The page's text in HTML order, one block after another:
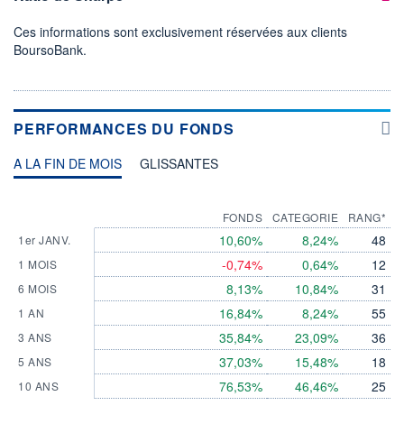
Ces informations sont exclusivement réservées aux clients
BoursoBank.
PERFORMANCES DU FONDS
A LA FIN DE MOIS GLISSANTES
1er JANV.
1 MOIS
6 MOIS
1 AN
3 ANS
5 ANS
10 ANS
FONDS
10,60%
-0,74%
8,13%
16,84%
35,84%
37,03%
76,53%
CATEGORIE
8,24%
0,64%
10,84%
8,24%
23,09%
15,48%
46,46%
RANG*
48
12
31
55
36
18
25